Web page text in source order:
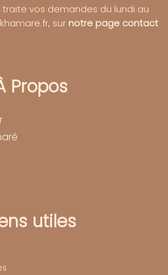
vos demandes du lundi au
sur notre page contact
Propos
utiles